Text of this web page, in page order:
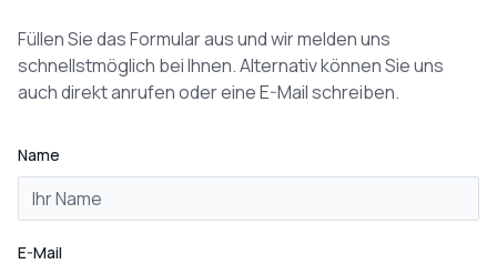
Füllen Sie das Formular aus und wir melden uns
schnellstmöglich bei Ihnen. Alternativ können Sie uns
auch direkt anrufen oder eine E-Mail schreiben.
Name
E-Mail